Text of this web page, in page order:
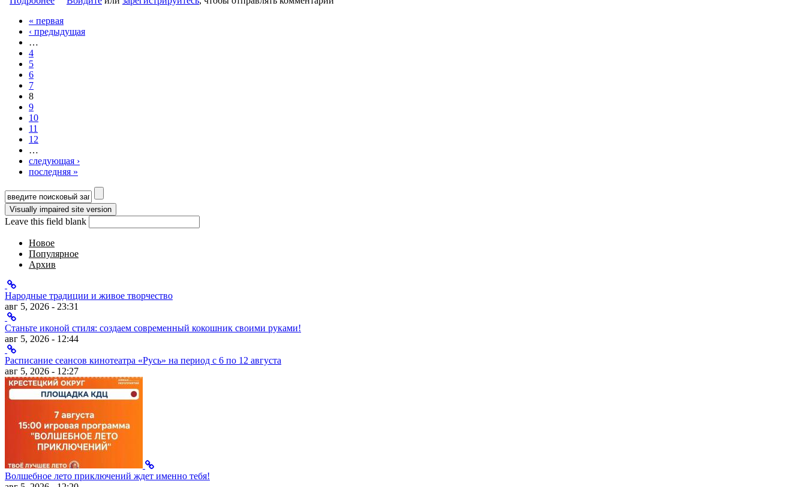
Страницы
« первая
‹ предыдущая
…
4
5
6
7
8
9
10
11
12
…
следующая ›
последняя »
Форма поиска
Leave this field blank
Новое
Популярное
Архив
Народные традиции и живое творчество
авг 5, 2026 - 23:31
Станьте иконой стиля: создаем современный кокошник своими руками!
авг 5, 2026 - 12:44
Расписание сеансов кинотеатра «Русь» на период с 6 по 12 августа
авг 5, 2026 - 12:27
Волшебное лето приключений ждет именно тебя!